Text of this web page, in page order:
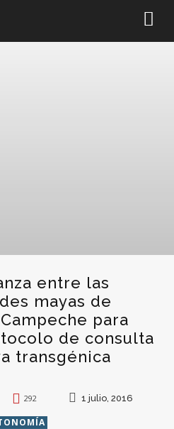
entre las
mayas de
para
de consulta
transgénica
292 1 julio, 2016